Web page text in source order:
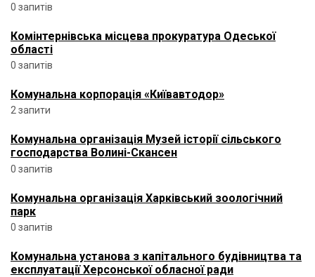
0 запитів
Комінтернівська місцева прокуратура Одеської
області
0 запитів
Комунальна корпорація «Київавтодор»
2 запити
Комунальна організація Музей історії сільського
господарства Волині-Скансен
0 запитів
Комунальна організація Харківський зоологічний
парк
0 запитів
Комунальна установа з капітального будівництва та
експлуатації Херсонської обласної ради